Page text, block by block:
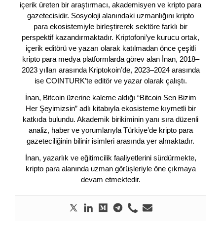
içerik üreten bir araştırmacı, akademisyen ve kripto para
gazetecisidir. Sosyoloji alanındaki uzmanlığını kripto
para ekosistemiyle birleştirerek sektöre farklı bir
perspektif kazandırmaktadır. Kriptofoni’ye kurucu ortak,
içerik editörü ve yazarı olarak katılmadan önce çeşitli
kripto para medya platformlarda görev alan İnan, 2018–
2023 yılları arasında Kriptokoin’de, 2023–2024 arasında
ise COINTURK’te editör ve yazar olarak çalıştı.
İnan, Bitcoin üzerine kaleme aldığı “Bitcoin Sen Bizim
Her Şeyimizsin” adlı kitabıyla ekosisteme kıymetli bir
katkıda bulundu. Akademik birikiminin yanı sıra düzenli
analiz, haber ve yorumlarıyla Türkiye’de kripto para
gazeteciliğinin bilinir isimleri arasında yer almaktadır.
İnan, yazarlık ve eğitimcilik faaliyetlerini sürdürmekte,
kripto para alanında uzman görüşleriyle öne çıkmaya
devam etmektedir.